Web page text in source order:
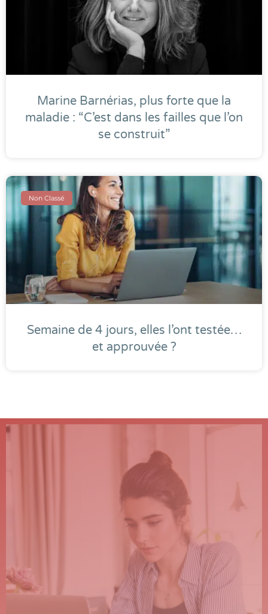
Marine Barnérias, plus forte que la
maladie : “C’est dans les failles que l’on
se construit”
Non Classé
Semaine de 4 jours, elles l’ont testée…
et approuvée ?